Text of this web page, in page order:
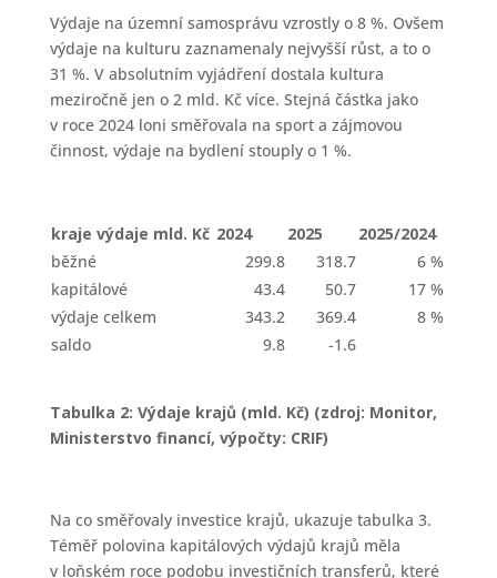
Výdaje na územní samosprávu vzrostly o 8 %. Ovšem
výdaje na kulturu zaznamenaly nejvyšší růst, a to o
31 %. V absolutním vyjádření dostala kultura
meziročně jen o 2 mld. Kč více. Stejná částka jako
v roce 2024 loni směřovala na sport a zájmovou
činnost, výdaje na bydlení stouply o 1 %.
kraje výdaje mld. Kč 2024 2025
2025/2024
běžné
299.8 318.7
6 %
kapitálové
43.4 50.7
17 %
výdaje celkem
343.2 369.4
8 %
saldo
9.8 -1.6
Tabulka 2: Výdaje krajů (mld. Kč) (zdroj: Monitor,
Ministerstvo financí, výpočty: CRIF)
Na co směřovaly investice krajů, ukazuje tabulka 3.
Téměř polovina kapitálových výdajů krajů měla
v loňském roce podobu investičních transferů, které